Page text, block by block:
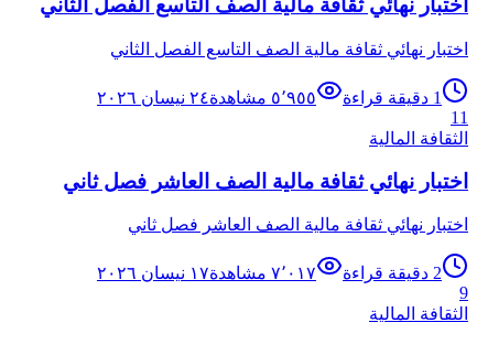
اختبار نهائي ثقافة مالية الصف التاسع الفصل الثاني
اختبار نهائي ثقافة مالية الصف التاسع الفصل الثاني
1 دقيقة قراءة ٥٬٩٥٥ مشاهدة٢٤ نيسان ٢٠٢٦
11
الثقافة المالية
اختبار نهائي ثقافة مالية الصف العاشر فصل ثاني
اختبار نهائي ثقافة مالية الصف العاشر فصل ثاني
2 دقيقة قراءة ٧٬٠١٧ مشاهدة١٧ نيسان ٢٠٢٦
9
الثقافة المالية